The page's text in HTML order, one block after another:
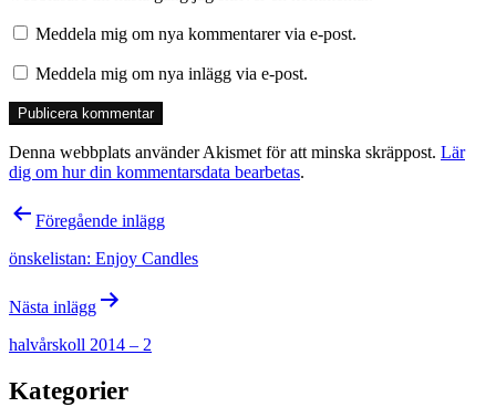
Meddela mig om nya kommentarer via e-post.
Meddela mig om nya inlägg via e-post.
Denna webbplats använder Akismet för att minska skräppost. Lär
dig om hur din kommentarsdata bearbetas.
Inläggsnavigering
Föregående inlägg
önskelistan: Enjoy Candles
Nästa inlägg
halvårskoll 2014 – 2
Kategorier